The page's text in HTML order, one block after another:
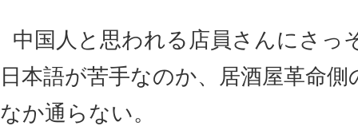
中国人と思われる店員さんにさっ
日本語が苦手なのか、居酒屋革命
なか通らない。